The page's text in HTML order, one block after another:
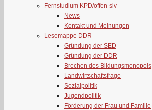
Fernstudium KPD/offen-siv
News
Kontakt und Meinungen
Lesemappe DDR
Gründung der SED
Gründung der DDR
Brechen des Bildungsmonopols
Landwirtschaftsfrage
Sozialpolitik
Jugendpolitik
Förderung der Frau und Familie